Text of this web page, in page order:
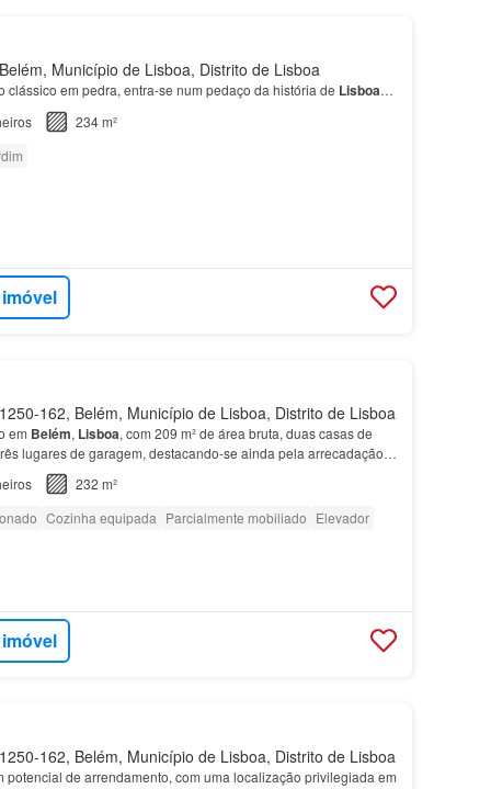
Município de Lisboa, Distrito de Lisboa
clássico em pedra, entra-se num pedaço da história de Lisboa…
234 m²
162, Belém, Município de Lisboa, Distrito de Lisboa
em Belém, Lisboa, com 209 m² de área bruta, duas casas de
lugares de garagem, destacando-se ainda pela arrecadação O
num edifício com elevador, acessibilid…
232 m²
Cozinha equipada Parcialmente mobiliado Elevador
162, Belém, Município de Lisboa, Distrito de Lisboa
potencial de arrendamento, com uma localização privilegiada em